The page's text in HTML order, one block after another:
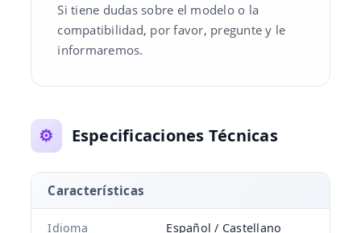
Si tiene dudas sobre el modelo o la
compatibilidad, por favor, pregunte y le
informaremos.
⚙️ Especificaciones Técnicas
Características
Idioma Español / Castellano